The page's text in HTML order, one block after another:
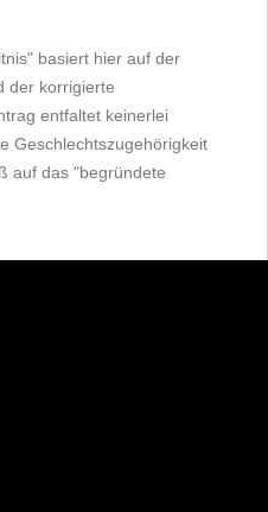
basiert hier auf der
der korrigierte
entfaltet keinerlei
Geschlechtszugehörigkeit
auf das "begründete